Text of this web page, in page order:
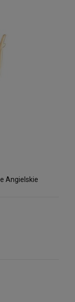
Angielskie